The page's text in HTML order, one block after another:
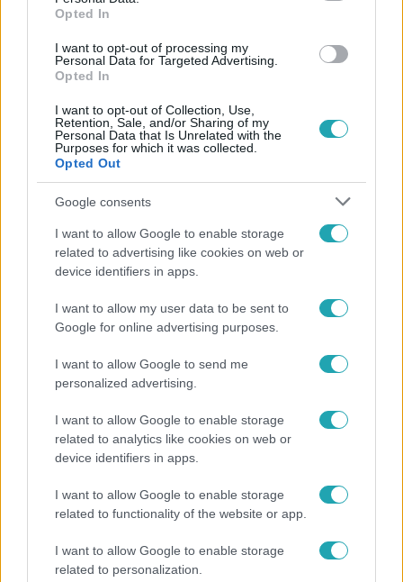
Opted In
I want to opt-out of processing my
Personal Data for Targeted Advertising.
Opted In
I want to opt-out of Collection, Use,
Retention, Sale, and/or Sharing of my
Personal Data that Is Unrelated with the
Purposes for which it was collected.
Opted Out
Google consents
I want to allow Google to enable storage
related to advertising like cookies on web or
device identifiers in apps.
I want to allow my user data to be sent to
Google for online advertising purposes.
I want to allow Google to send me
personalized advertising.
I want to allow Google to enable storage
related to analytics like cookies on web or
device identifiers in apps.
I want to allow Google to enable storage
related to functionality of the website or app.
I want to allow Google to enable storage
related to personalization.
Népszerű
Pluszpénzes légkondi, elfogyott jég, zöld rántotta:
Járai Máté kiakadt Siófokon